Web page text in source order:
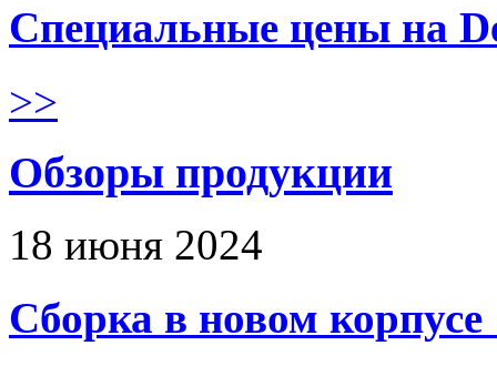
Специальные цены на
>>
Обзоры продукции
18 июня 2024
Сборка в новом